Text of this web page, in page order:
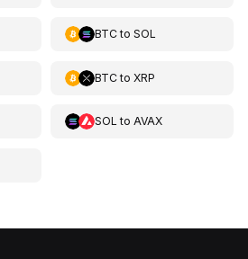
BTCto SOL
BTCto XRP
SOL to AVAX